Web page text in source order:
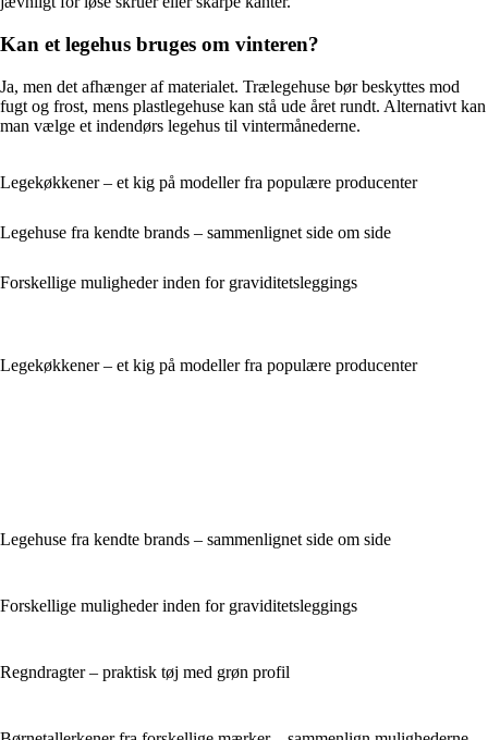
Kan et legehus bruges om vinteren?
Ja, men det afhænger af materialet. Trælegehuse bør beskyttes mod
fugt og frost, mens plastlegehuse kan stå ude året rundt. Alternativt kan
man vælge et indendørs legehus til vintermånederne.
Legekøkkener – et kig på modeller fra populære producenter
Legehuse fra kendte brands – sammenlignet side om side
Forskellige muligheder inden for graviditetsleggings
Legekøkkener – et kig på modeller fra populære producenter
Legehuse fra kendte brands – sammenlignet side om side
Forskellige muligheder inden for graviditetsleggings
Regndragter – praktisk tøj med grøn profil